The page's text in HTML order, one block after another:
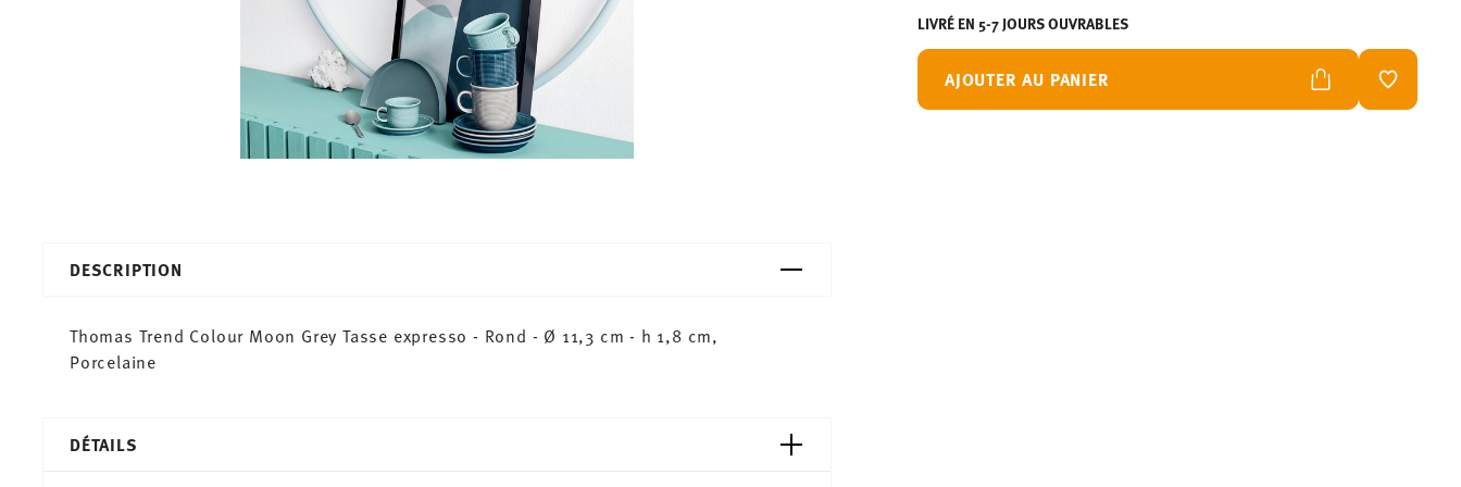
LIVRÉ EN 5-7 JOURS OUVRABLES
AJOUTER AU PANIER LISTE DE
DESCRIPTION
Thomas Trend Colour Moon Grey Tasse expresso - Rond - Ø 11,3 cm - h 1,8 cm,
Porcelaine
DÉTAILS